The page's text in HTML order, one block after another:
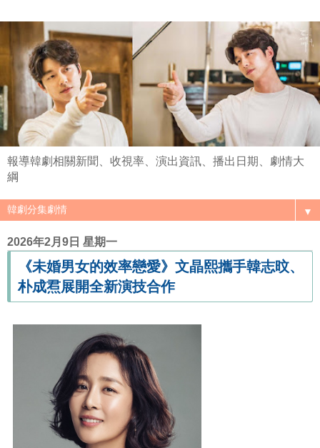
報導韓劇相關新聞、收視率、演出資訊、播出日期、劇情大
綱
▼
2026年2月9日 星期一
《未婚男女的效率戀愛》文晶熙攜手韓志旼、
朴成焄展開全新演技合作